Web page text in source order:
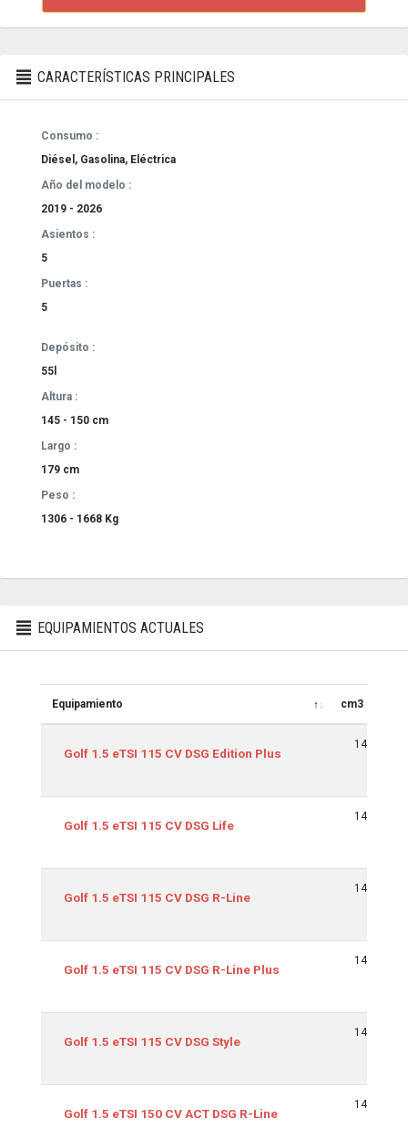
CARACTERÍSTICAS PRINCIPALES
Consumo :
Diésel, Gasolina, Eléctrica
Año del modelo :
2019 - 2026
Asientos :
5
Puertas :
5
Depósito :
55l
Altura :
145 - 150 cm
Largo :
179 cm
Peso :
1306 - 1668 Kg
EQUIPAMIENTOS ACTUALES
Equipamiento cm3
Golf 1.5 eTSI 115 CV DSG Edition Plus
1498
Golf 1.5 eTSI 115 CV DSG Life
1498
Golf 1.5 eTSI 115 CV DSG R-Line
1498
Golf 1.5 eTSI 115 CV DSG R-Line Plus
1498
Golf 1.5 eTSI 115 CV DSG Style
1498
Golf 1.5 eTSI 150 CV ACT DSG R-Line
1498